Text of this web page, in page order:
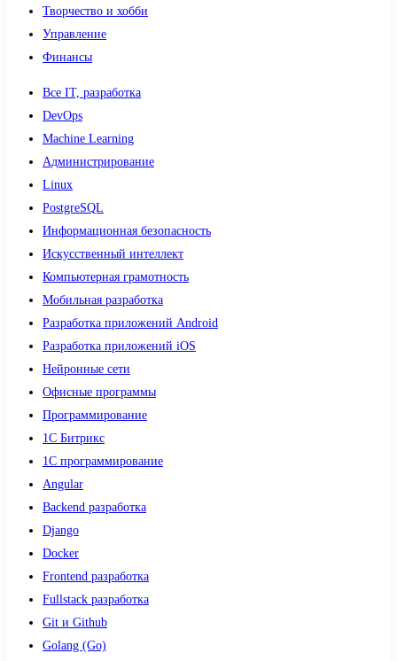
Творчество и хобби
Управление
Финансы
Все IT, разработка
DevOps
Machine Learning
Администрирование
Linux
PostgreSQL
Информационная безопасность
Искусственный интеллект
Компьютерная грамотность
Мобильная разработка
Разработка приложений Android
Разработка приложений iOS
Нейронные сети
Офисные программы
Программирование
1С Битрикс
1С программирование
Angular
Backend разработка
Django
Docker
Frontend разработка
Fullstack разработка
Git и Github
Golang (Go)